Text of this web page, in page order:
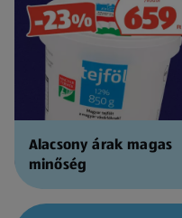
Alacsony árak magas
minőség